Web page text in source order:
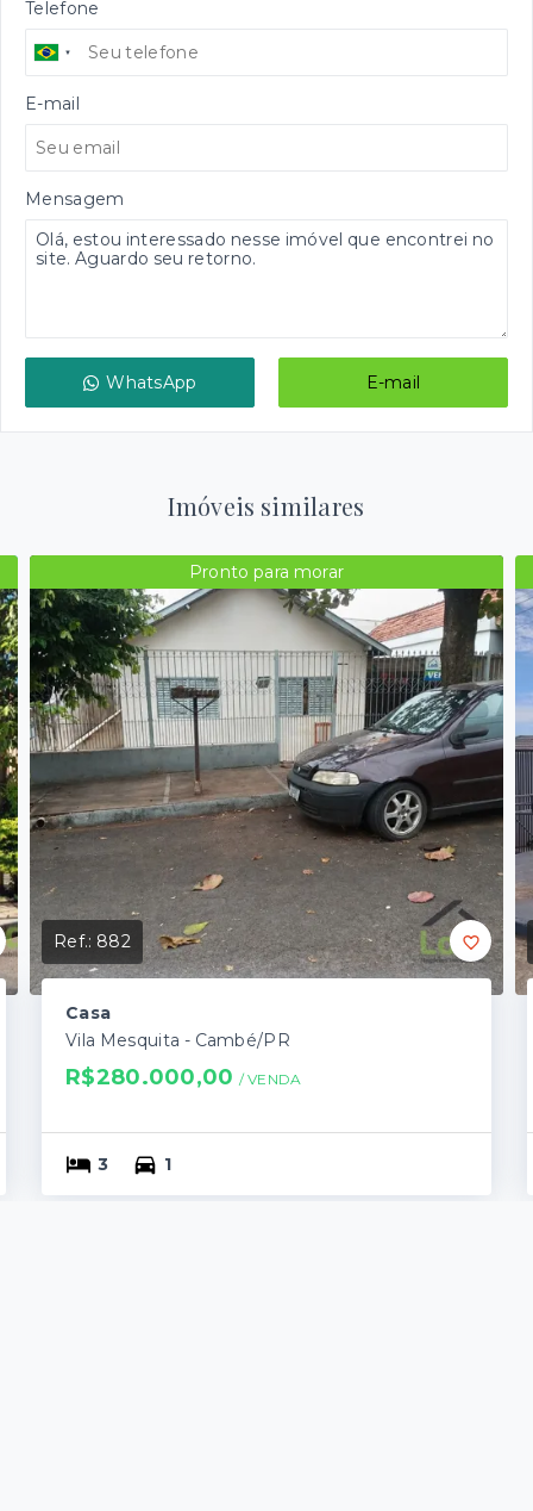
Telefone
E-mail
Mensagem
WhatsApp E-mail
Imóveis similares
Pronto para morar
Ref.: 882
Casa
Vila Mesquita - Cambé/PR
R$280.000,00 / VENDA
3 1